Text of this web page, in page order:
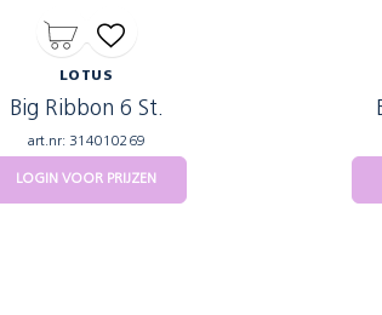
LOTUS
Big Ribbon 6 St.
art.nr: 314010269
LOGIN VOOR PRIJZEN